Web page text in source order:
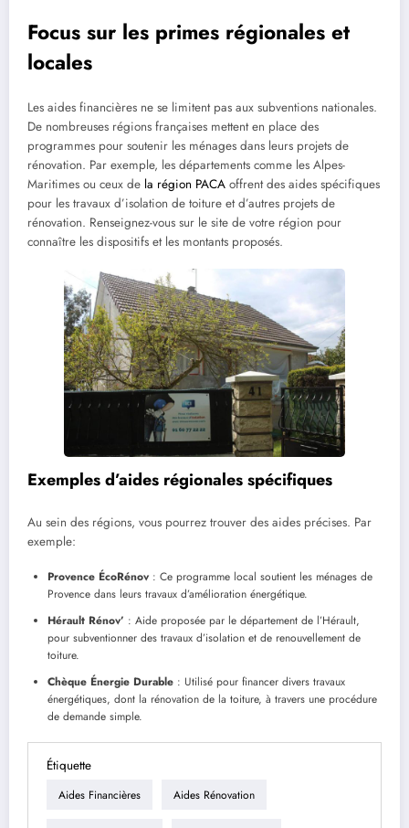
Focus sur les primes régionales et
locales
Les aides financières ne se limitent pas aux subventions nationales.
De nombreuses régions françaises mettent en place des
programmes pour soutenir les ménages dans leurs projets de
rénovation. Par exemple, les départements comme les Alpes-
Maritimes ou ceux de la région PACA offrent des aides spécifiques
pour les travaux d’isolation de toiture et d’autres projets de
rénovation. Renseignez-vous sur le site de votre région pour
connaître les dispositifs et les montants proposés.
Exemples d’aides régionales spécifiques
Au sein des régions, vous pourrez trouver des aides précises. Par
exemple:
Provence ÉcoRénov : Ce programme local soutient les ménages de
Provence dans leurs travaux d’amélioration énergétique.
Hérault Rénov’ : Aide proposée par le département de l’Hérault,
pour subventionner des travaux d’isolation et de renouvellement de
toiture.
Chèque Énergie Durable : Utilisé pour financer divers travaux
énergétiques, dont la rénovation de la toiture, à travers une procédure
de demande simple.
Étiquette
Aides Financières Aides Rénovation